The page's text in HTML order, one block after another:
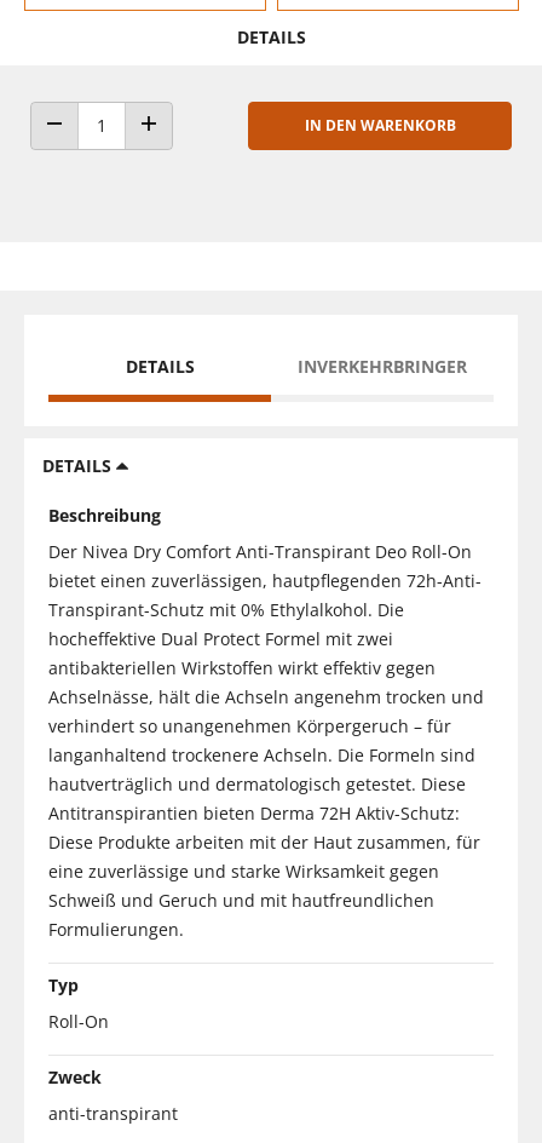
DETAILS
ANZAHL VERRINGERNANZAHL ERHÖHEN
IN DEN WARENKORB
DETAILS INVERKEHRBRINGER
DETAILS
Beschreibung
Der Nivea Dry Comfort Anti-Transpirant Deo Roll-On
bietet einen zuverlässigen, hautpflegenden 72h-Anti-
Transpirant-Schutz mit 0% Ethylalkohol. Die
hocheffektive Dual Protect Formel mit zwei
antibakteriellen Wirkstoffen wirkt effektiv gegen
Achselnässe, hält die Achseln angenehm trocken und
verhindert so unangenehmen Körpergeruch – für
langanhaltend trockenere Achseln. Die Formeln sind
hautverträglich und dermatologisch getestet. Diese
Antitranspirantien bieten Derma 72H Aktiv-Schutz:
Diese Produkte arbeiten mit der Haut zusammen, für
eine zuverlässige und starke Wirksamkeit gegen
Schweiß und Geruch und mit hautfreundlichen
Formulierungen.
Typ
Roll-On
Zweck
anti-transpirant